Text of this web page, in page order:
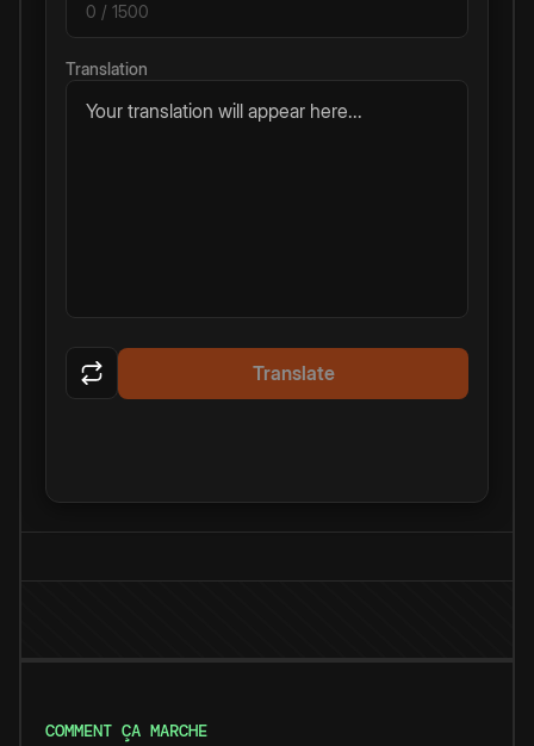
0 / 1500
Translation
Your translation will appear here...
Translate
COMMENT ÇA MARCHE